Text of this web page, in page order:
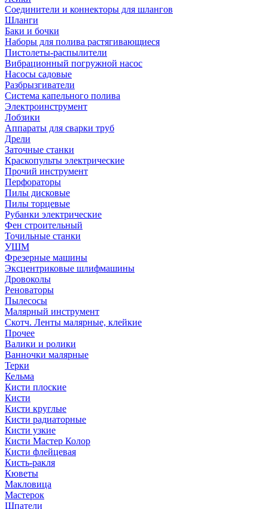
Соединители и коннекторы для шлангов
Шланги
Баки и бочки
Наборы для полива растягивающиеся
Пистолеты-распылители
Вибрационный погружной насос
Насосы садовые
Разбрызгиватели
Система капельного полива
Электроинструмент
Лобзики
Аппараты для сварки труб
Дрели
Заточные станки
Краскопульты электрические
Прочий инструмент
Перфораторы
Пилы дисковые
Пилы торцевые
Рубанки электрические
Фен строительный
Точильные станки
УШМ
Фрезерные машины
Эксцентриковые шлифмашины
Дровоколы
Реноваторы
Пылесосы
Малярный инструмент
Скотч. Ленты малярные, клейкие
Прочее
Валики и ролики
Ванночки малярные
Терки
Кельма
Кисти плоские
Кисти
Кисти круглые
Кисти радиаторные
Кисти узкие
Кисти Мастер Колор
Кисти флейцевая
Кисть-ракля
Кюветы
Макловица
Мастерок
Шпатели